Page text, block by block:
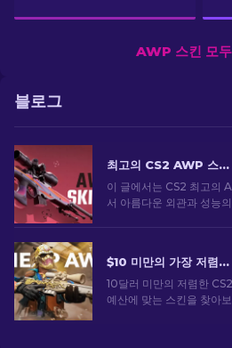
AWP 스킨 모
블로그
최고의 CS2 AWP 스킨: 스나이퍼의 선택 [2026]
이 글에서는 CS2 최고의
서 아름다운 외관과 성능
$10 미만의 가장 저렴한 CS2 AWP 스킨: 전체 목록 [2026]
10달러 미만의 저렴한
예산에 맞는 스킨을 찾아